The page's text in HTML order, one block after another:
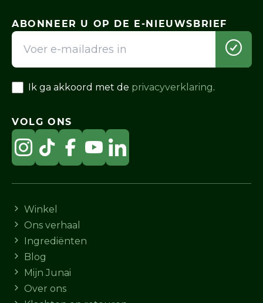
ABONNEER U OP DE E-NIEUWSBRIEF
Ik ga akkoord met de privacyverklaring.
VOLG ONS
Winkel
Ons verhaal
Ingrediënten
Blog
Mijn Junai
Over ons